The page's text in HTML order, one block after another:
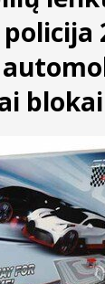
blokai